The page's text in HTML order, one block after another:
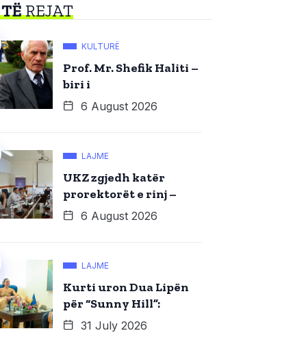
REJAT
KULTURË
Prof. Mr. Shefik Haliti –
biri i
6 August 2026
LAJME
UKZ zgjedh katër
prorektorët e rinj –
6 August 2026
LAJME
Kurti uron Dua Lipën
për “Sunny Hill”:
31 July 2026